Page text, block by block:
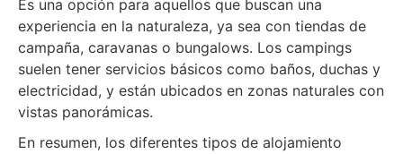
Es una opción para aquellos que buscan una
experiencia en la naturaleza, ya sea con tiendas de
campaña, caravanas o bungalows. Los campings
suelen tener servicios básicos como baños, duchas y
electricidad, y están ubicados en zonas naturales con
vistas panorámicas.
En resumen, los diferentes tipos de alojamiento